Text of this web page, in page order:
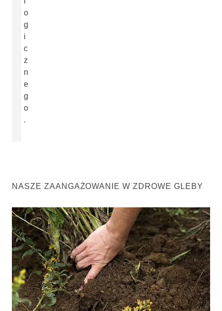
o
g
i
c
z
n
e
g
o
.
NASZE ZAANGAŻOWANIE W ZDROWE GLEBY